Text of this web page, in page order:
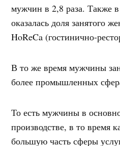
мужчин в 2,8 раза. Также
оказалась доля занятого
HoReCa (гостинично-
В то же время мужчины
более промышленных
То есть мужчины в
производстве, в то
большую часть сферы